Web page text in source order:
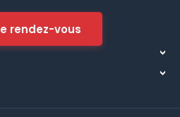
rendez-vous